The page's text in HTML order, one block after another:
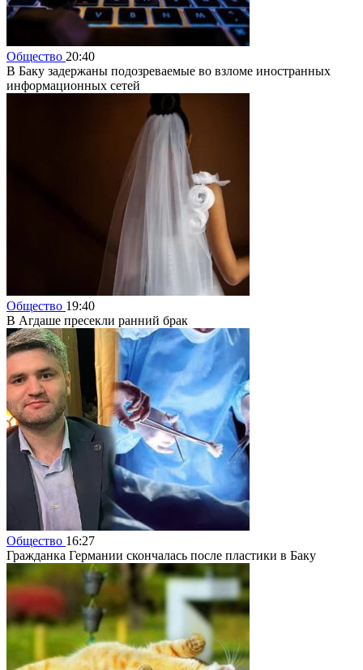
Общество 20:40
В Баку задержаны подозреваемые во взломе иностранных
информационных сетей
Общество 19:40
В Агдаше пресекли ранний брак
Общество 16:27
Гражданка Германии скончалась после пластики в Баку